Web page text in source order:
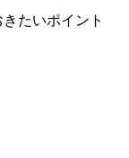
たいポイント